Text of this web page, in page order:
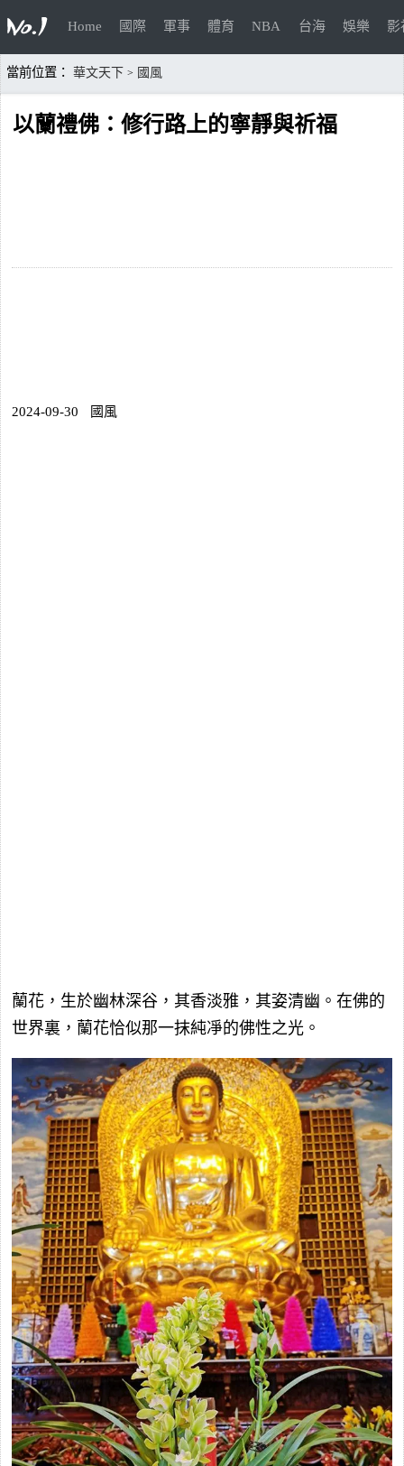
Home 國際 軍事 體育 NBA 台海 娛樂 影
當前位置： 華文天下 > 國風
以蘭禮佛：修行路上的寧靜與祈福
2024-09-30 國風
蘭花，生於幽林深谷，其香淡雅，其姿清幽。在佛的
世界裏，蘭花恰似那一抹純凈的佛性之光。